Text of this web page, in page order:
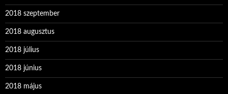
2018 szeptember
2018 augusztus
2018 július
2018 június
2018 május